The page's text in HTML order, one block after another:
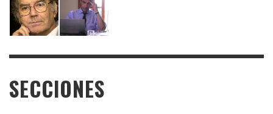
SECCIONES